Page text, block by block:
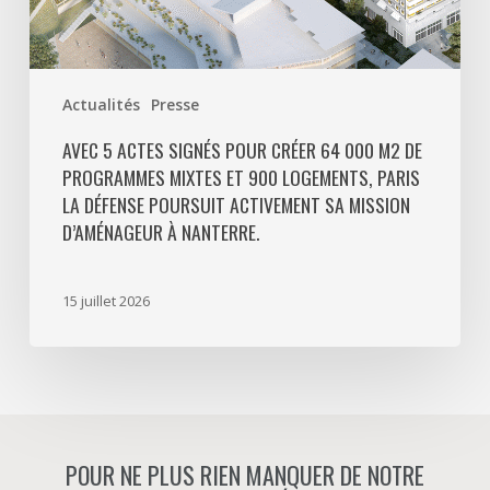
Actualités Presse
900
logements,
Défense
poursuit
activement
AVEC 5 ACTES SIGNÉS POUR CRÉER 64 000 M2 DE
PROGRAMMES MIXTES ET 900 LOGEMENTS, PARIS
LA DÉFENSE POURSUIT ACTIVEMENT SA MISSION
D’AMÉNAGEUR À NANTERRE.
15 juillet 2026
POUR NE PLUS RIEN MANQUER DE NOTRE